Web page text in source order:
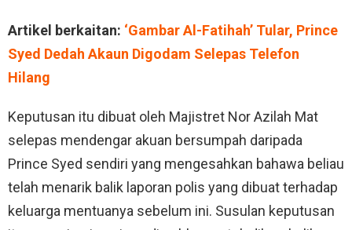
Artikel berkaitan: ‘Gambar Al-Fatihah’ Tular, Prince
Syed Dedah Akaun Digodam Selepas Telefon
Hilang
Keputusan itu dibuat oleh Majistret Nor Azilah Mat
selepas mendengar akuan bersumpah daripada
Prince Syed sendiri yang mengesahkan bahawa beliau
telah menarik balik laporan polis yang dibuat terhadap
keluarga mentuanya sebelum ini. Susulan keputusan